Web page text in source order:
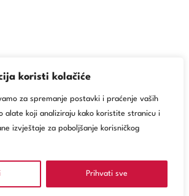
koristi kolačiće
za spremanje postavki i praćenje vaših
alate koji analiziraju kako koristite stranicu i
izvještaje za poboljšanje korisničkog
Prihvati sve
NARUČITE SE